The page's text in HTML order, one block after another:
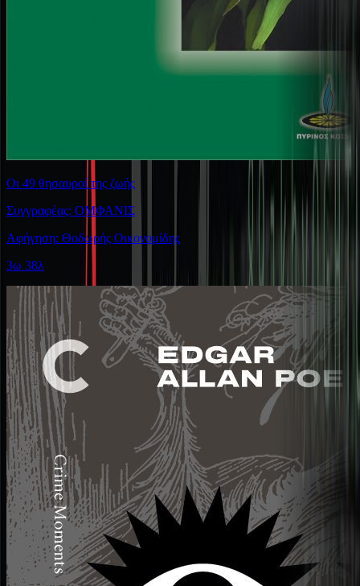
Οι 49 θησαυροί της ζωής
Συγγραφέας: ΟΜΦΑΝΙΣ
Αφήγηση: Θοδωρής Οικονομίδης
3ω 38λ